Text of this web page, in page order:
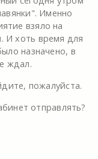
Именно
взяло на
И хоть время для
назначено, в
ждал.
пожалуйста.
отправлять?